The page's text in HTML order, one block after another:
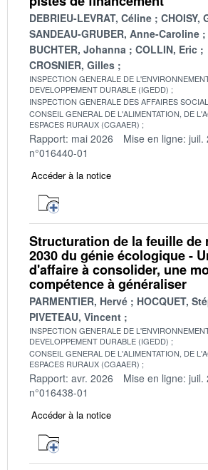
DEBRIEU-LEVRAT, Céline
CHOISY,
SANDEAU-GRUBER, Anne-Caroline
BUCHTER, Johanna
COLLIN, Eric
CROSNIER, Gilles
INSPECTION GENERALE DE
DEVELOPPEMENT DURABLE (IGEDD)
INSPECTION GENERALE DES AFFAIRES
CONSEIL GENERAL DE L'ALIMENTATION, DE
ESPACES RURAUX (CGAAER)
Rapport: mai 2026 Mise en ligne: juil.
n°016440-01
Accéder à la notice
Structuration de la feuille de
2030 du génie écologique -
d'affaire à consolider, une
compétence à généraliser
PARMENTIER, Hervé
HOCQUET,
PIVETEAU, Vincent
INSPECTION GENERALE DE
DEVELOPPEMENT DURABLE (IGEDD)
CONSEIL GENERAL DE L'ALIMENTATION, DE
ESPACES RURAUX (CGAAER)
Rapport: avr. 2026 Mise en ligne: juil.
n°016438-01
Accéder à la notice